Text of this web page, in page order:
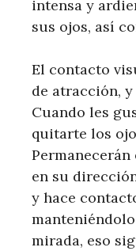
intensa y
sus ojos, así
El contacto
de atracción,
Cuando les
quitarte los
en su
y hace
mirada, eso